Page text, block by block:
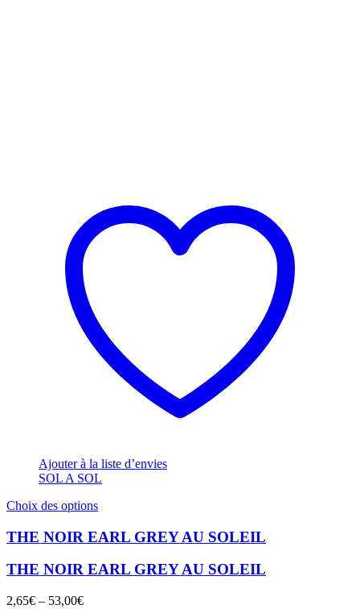
Ajouter à la liste d’envies
SOL A SOL
Choix des optionsCe
a
plusieurs
variations.
Les
THE NOIR EARL GREY AU SOLEIL
THE NOIR EARL GREY AU SOLEIL
2,65€ – 53,00€